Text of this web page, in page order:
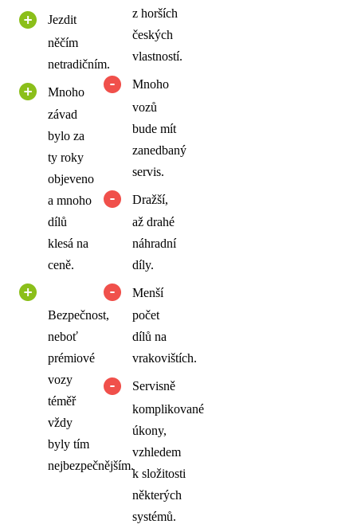
Jezdit
něčím
netradičním.
Mnoho
závad
bylo za
ty roky
objeveno
a mnoho
dílů
klesá na
ceně.
Bezpečnost,
neboť
prémiové
vozy
téměř
vždy
byly tím
nejbezpečnějším.
z horších
českých
vlastností.
Mnoho
vozů
bude mít
zanedbaný
servis.
Dražší,
až drahé
náhradní
díly.
Menší
počet
dílů na
vrakovištích.
Servisně
komplikované
úkony,
vzhledem
k složitosti
některých
systémů.